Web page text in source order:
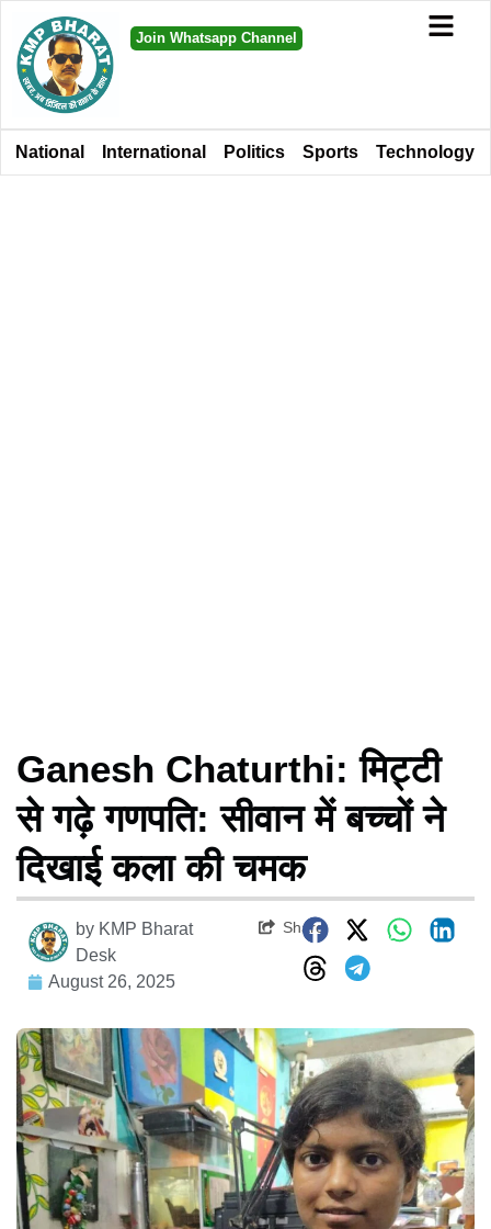
Join Whatsapp Channel
National International Politics Sports Technology
Ganesh Chaturthi: मिट्टी
से गढ़े गणपति: सीवान में बच्चों ने
दिखाई कला की चमक
by KMP Bharat
Desk
August 26, 2025
Share